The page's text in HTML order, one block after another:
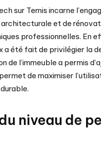
sur Temis incarne
et de
professionnelles. En
a été fait de privilégier la
de l’immeuble a permis
de maximiser
niveau de